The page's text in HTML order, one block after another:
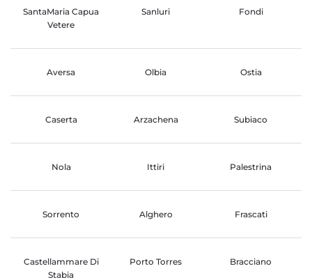
SantaMaria Capua
Vetere
Sanluri Fondi
Aversa Olbia Ostia
Caserta Arzachena Subiaco
Nola Ittiri Palestrina
Sorrento Alghero Frascati
Castellammare Di
Stabia
Porto Torres Bracciano